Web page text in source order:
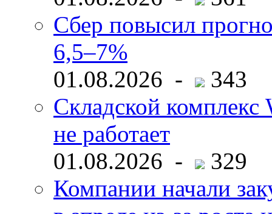
Сбер повысил
6,5–7%
01.08.2026 -
343
Складской комплекс
не работает
01.08.2026 -
329
Компании начали